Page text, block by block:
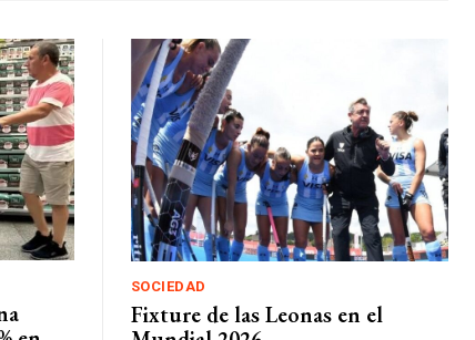
SOCIEDAD
Fixture de las Leonas en el